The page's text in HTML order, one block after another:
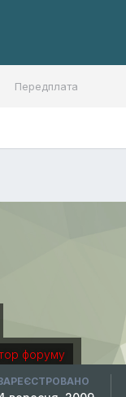
Передплата
форуму